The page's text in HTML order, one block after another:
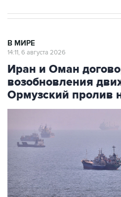
Иран и Оман
возобновления
Ормузский пролив